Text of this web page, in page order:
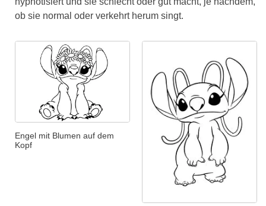
ob sie normal oder verkehrt herum singt.
Engel mit Blumen auf dem
Kopf